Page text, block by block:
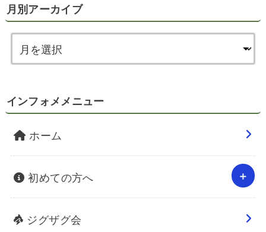
月別アーカイブ
インフォメメニュー
ホーム
初めての方へ
ジグザグ会